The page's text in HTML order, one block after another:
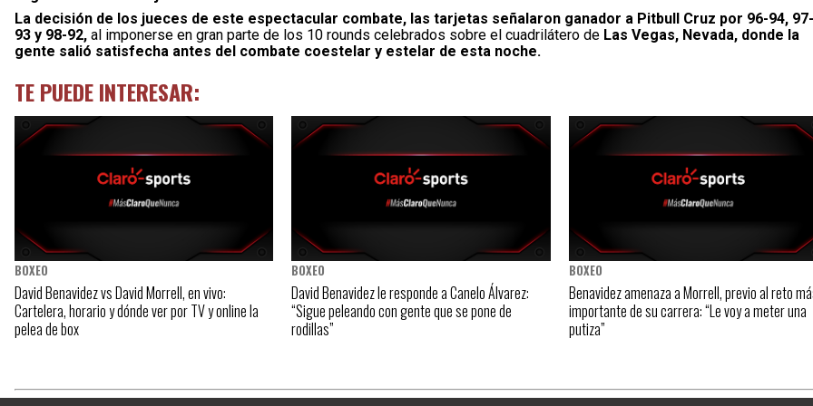
La decisión de los jueces de este espectacular combate, las tarjetas señalaron ganador a Pitbull Cruz por 96-94, 97-
93 y 98-92, al imponerse en gran parte de los 10 rounds celebrados sobre el cuadrilátero de Las Vegas, Nevada, donde la
gente salió satisfecha antes del combate coestelar y estelar de esta noche.
TE PUEDE INTERESAR:
BOXEO
David Benavidez vs David Morrell, en vivo:
Cartelera, horario y dónde ver por TV y online la
pelea de box
BOXEO
David Benavidez le responde a Canelo Álvarez:
“Sigue peleando con gente que se pone de
rodillas”
BOXEO
Benavidez amenaza a Morrell, previo al reto
importante de su carrera: “Le voy a meter una
putiza”